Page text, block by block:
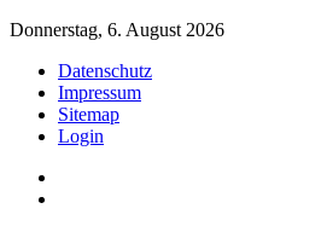
Donnerstag, 6. August 2026
Datenschutz
Impressum
Sitemap
Login